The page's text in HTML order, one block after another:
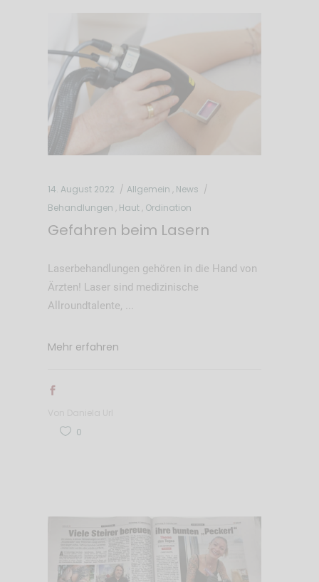
14. August 2022 Allgemein , News
Behandlungen , Haut , Ordination
Gefahren beim Lasern
Laserbehandlungen gehören in die Hand von
Ärzten! Laser sind medizinische
Allroundtalente,
Mehr erfahren
0